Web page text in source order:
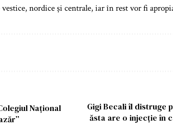
nordice și centrale, iar în rest vor fi
Național
Gigi Becali îl distruge
ăsta are o injecție în